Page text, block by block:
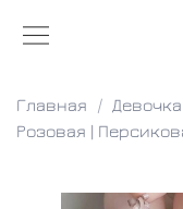
Главная
Розовая |